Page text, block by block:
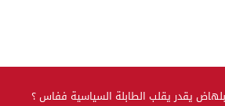
يقدر يقلب الطابلة السياسية ففاس ؟